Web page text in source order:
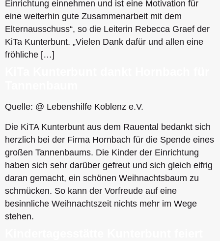
Einrichtung einnehmen und ist eine Motivation für
eine weiterhin gute Zusammenarbeit mit dem
Elternausschuss“, so die Leiterin Rebecca Graef der
KiTa Kunterbunt. „Vielen Dank dafür und allen eine
fröhliche […]
Quelle: @ Lebenshilfe Koblenz e.V.
Die KiTA Kunterbunt aus dem Rauental bedankt sich
herzlich bei der Firma Hornbach für die Spende eines
großen Tannenbaums. Die Kinder der Einrichtung
haben sich sehr darüber gefreut und sich gleich eifrig
daran gemacht, ein schönen Weihnachtsbaum zu
schmücken. So kann der Vorfreude auf eine
besinnliche Weihnachtszeit nichts mehr im Wege
stehen.